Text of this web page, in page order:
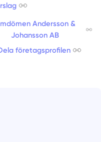
Andersson &
Johansson AB
företagsprofilen